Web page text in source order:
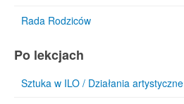
Rada Rodziców
Po lekcjach
Sztuka w ILO / Działania artystyczne